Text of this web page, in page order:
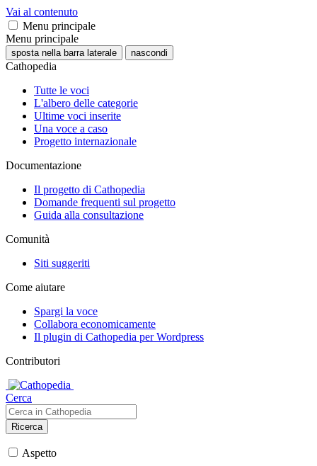
Vai al contenuto
Menu principale
Menu principale
sposta nella barra laterale nascondi
Cathopedia
Tutte le voci
L'albero delle categorie
Ultime voci inserite
Una voce a caso
Progetto internazionale
Documentazione
Il progetto di Cathopedia
Domande frequenti sul progetto
Guida alla consultazione
Comunità
Siti suggeriti
Come aiutare
Spargi la voce
Collabora economicamente
Il plugin di Cathopedia per Wordpress
Contributori
Cerca
Ricerca
Aspetto